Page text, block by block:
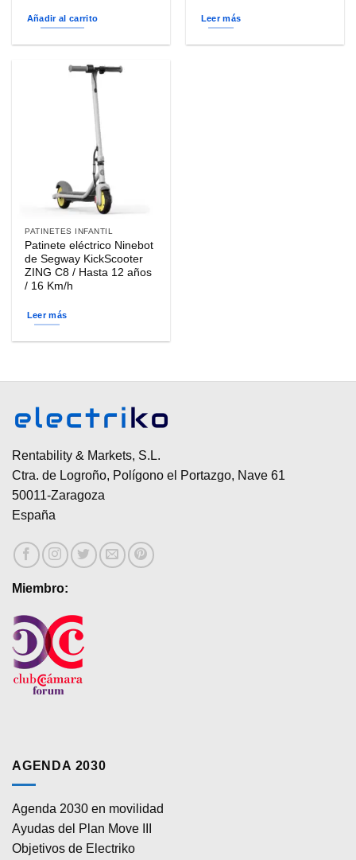
Añadir al carrito Leer más
PATINETES INFANTIL
Patinete eléctrico Ninebot
de Segway KickScooter
ZING C8 / Hasta 12 años
/ 16 Km/h
Leer más
Rentability & Markets, S.L.
Ctra. de Logroño, Polígono el Portazgo, Nave 61
50011-Zaragoza
España
Miembro:
AGENDA 2030
Agenda 2030 en movilidad
Ayudas del Plan Move III
Objetivos de Electriko